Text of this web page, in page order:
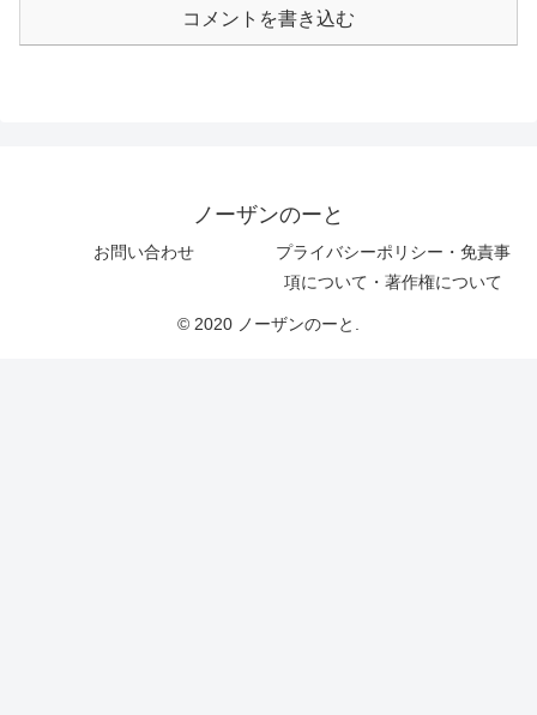
コメントを書き込む
ノーザンのーと
お問い合わせ
プライバシーポリシー・免責事
項について・著作権について
© 2020 ノーザンのーと.